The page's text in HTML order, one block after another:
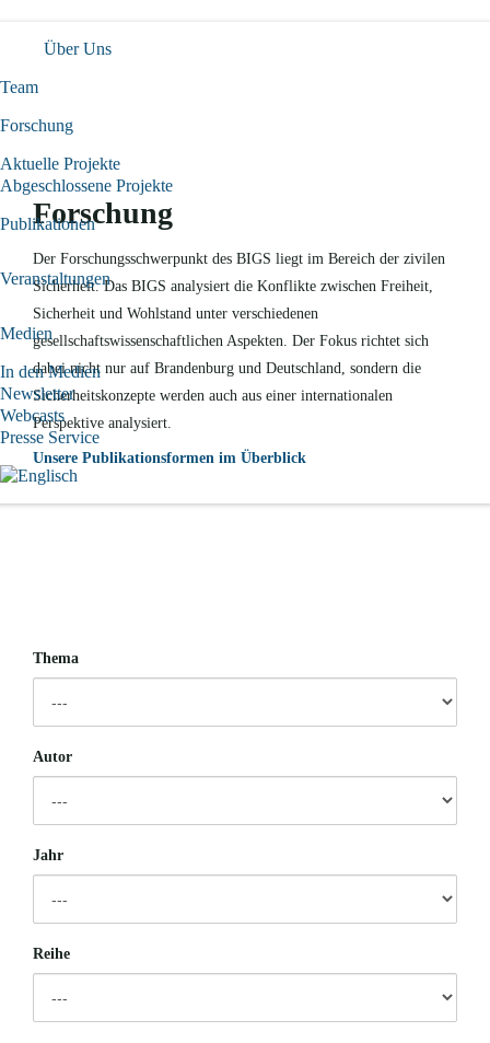
Über Uns
Team
Forschung
Aktuelle Projekte
Abgeschlossene Projekte
Publikationen
Veranstaltungen
Medien
In den Medien
Newsletter
Webcasts
Presse Service
Forschung
Der Forschungsschwerpunkt des BIGS liegt im Bereich der zivilen
Sicherheit. Das BIGS analysiert die Konflikte zwischen Freiheit,
Sicherheit und Wohlstand unter verschiedenen
gesellschaftswissenschaftlichen Aspekten. Der Fokus richtet sich
dabei nicht nur auf Brandenburg und Deutschland, sondern die
Sicherheitskonzepte werden auch aus einer internationalen
Perspektive analysiert.
Unsere Publikationsformen im Überblick
Thema
Autor
Jahr
Reihe